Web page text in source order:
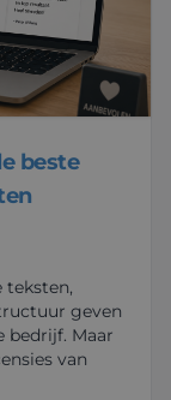
beste
teksten,
geven
bedrijf. Maar
van